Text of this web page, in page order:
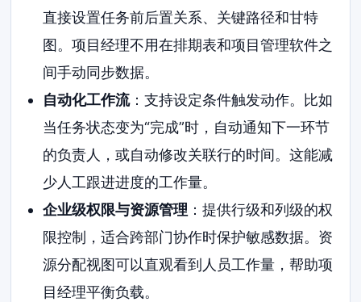
直接设置任务前后置关系、关键路径和甘特
图。项目经理不用在排期表和项目管理软件之
间手动同步数据。
自动化工作流：支持设定条件触发动作。比如
当任务状态变为“完成”时，自动通知下一环节
的负责人，或自动修改关联行的时间。这能减
少人工跟进进度的工作量。
企业级权限与资源管理 ：提供行级和列级的权
限控制，适合跨部门协作时保护敏感数据。资
源分配视图可以直观看到人员工作量，帮助项
目经理平衡负载。